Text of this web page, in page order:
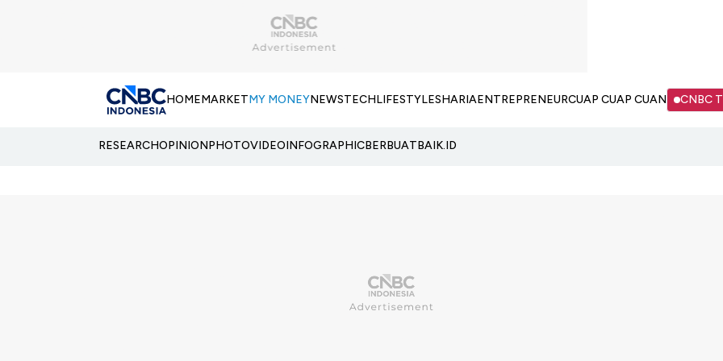
HOMEMARKETMY MONEYNEWSTECHLIFESTYLESHARIAENTREPRENEURCUAP CUAP CUAN CNBC
RESEARCHOPINIONPHOTOVIDEOINFOGRAPHICBERBUATBAIK.ID